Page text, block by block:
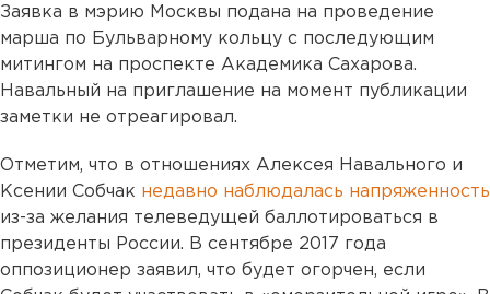
Заявка в мэрию Москвы подана на проведение
марша по Бульварному кольцу с последующим
митингом на проспекте Академика Сахарова.
Навальный на приглашение на момент публикации
заметки не отреагировал.
Отметим, что в отношениях Алексея Навального и
Ксении Собчак недавно наблюдалась напряженность
из-за желания телеведущей баллотироваться в
президенты России. В сентябре 2017 года
оппозиционер заявил, что будет огорчен, если